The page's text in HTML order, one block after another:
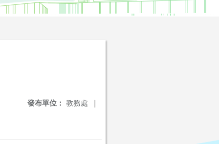
發布單位： 教務處 |